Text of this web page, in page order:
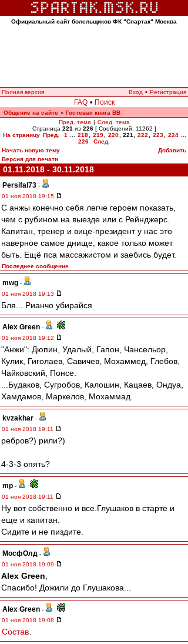
Официальный сайт болельщиков ФК "Спартак" Москва
Полная версия Вход • Регистрация
FAQ • Поиск
Общение на сайте » Гостевая книга ВВ
Пред. тема | След. тема
Страница 221 из 226[ Сообщений: 11262 ]
На страницу Пред. 1 218 219 220 221 222 223 224
226
След.
Начать новую тему
Добавить
Версия для печати
01.11.2018 - 30.11.2018
Persifal73 -
01 ноя 2018 19:15
С анжы конечно себя легче героем показать,
чем с рубином на выезде или с Рейнджерс.
Капитан, тренер и вице-президент у нас это
наверное самое днище, какое только может
быть. Ещё пса массажистом и заебись будет.
Последнее сообщение
mwg -
01 ноя 2018 19:13
Бля... Рианчо убирайся
Alex Green -
01 ноя 2018 19:12
"Анжи": Дюпин, Удалый, Гапон, Чансельор,
Кулик, Гиголаев, Савичев, Мохаммед, Глебов,
Чайковский, Понсе.
...Будаков, Сугробов, Калошин, Кацаев, Ондуа,
Хамдамов, Маркелов, Мохаммад.
kvzakhar -
01 ноя 2018 19:11
ребров?) рили?)
4-3-3 опять?
mp -
01 ноя 2018 19:11
Ну вот собственно и все.Глушаков в старте и
еще и капитан.
Сидите и не пиздите.
МосфОлд -
01 ноя 2018 19:09
Alex Green
Спасибо! Дожили до Глушакова...
Alex Green -
01 ноя 2018 19:08
Состав